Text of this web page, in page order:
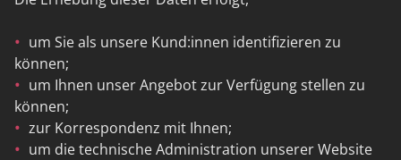
um Sie als unsere Kund:innen identifizieren zu
können;
um Ihnen unser Angebot zur Verfügung stellen zu
können;
zur Korrespondenz mit Ihnen;
um die technische Administration unserer Website